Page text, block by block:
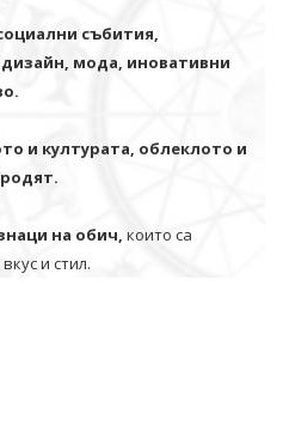
събития,
мода, иновативни
и културата, облеклото и
на обич, които са
и стил.